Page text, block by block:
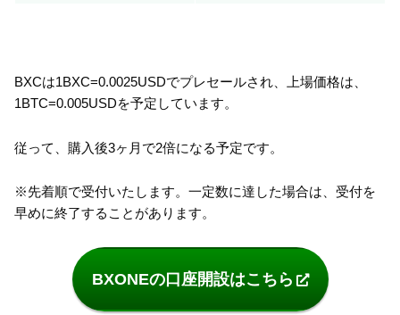
BXCは1BXC=0.0025USDでプレセールされ、上場価格は、
1BTC=0.005USDを予定しています。
従って、購入後3ヶ月で2倍になる予定です。
※先着順で受付いたします。一定数に達した場合は、受付を
早めに終了することがあります。
BXONEの口座開設はこちら